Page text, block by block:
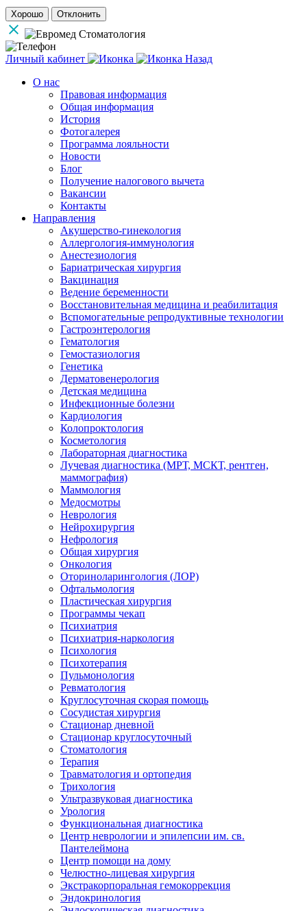
Хорошо Отклонить
Личный кабинет
Назад
О нас
Правовая информация
Общая информация
История
Фотогалерея
Программа лояльности
Новости
Блог
Получение налогового вычета
Вакансии
Контакты
Направления
Акушерство-гинекология
Аллергология-иммунология
Анестезиология
Бариатрическая хирургия
Вакцинация
Ведение беременности
Восстановительная медицина и реабилитация
Вспомогательные репродуктивные технологии
Гастроэнтерология
Гематология
Гемостазиология
Генетика
Дерматовенерология
Детская медицина
Инфекционные болезни
Кардиология
Колопроктология
Косметология
Лабораторная диагностика
Лучевая диагностика (МРТ, МСКТ, рентген,
маммография)
Маммология
Медосмотры
Неврология
Нейрохирургия
Нефрология
Общая хирургия
Онкология
Оториноларингология (ЛОР)
Офтальмология
Пластическая хирургия
Программы чекап
Психиатрия
Психиатрия-наркология
Психология
Психотерапия
Пульмонология
Ревматология
Круглосуточная скорая помощь
Сосудистая хирургия
Стационар дневной
Стационар круглосуточный
Стоматология
Терапия
Травматология и ортопедия
Трихология
Ультразвуковая диагностика
Урология
Функциональная диагностика
Центр неврологии и эпилепсии им. св.
Пантелеймона
Центр помощи на дому
Челюстно-лицевая хирургия
Экстракорпоральная гемокоррекция
Эндокринология